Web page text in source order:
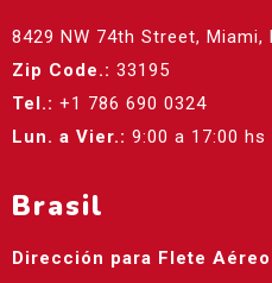
8429 NW 74th Street, Miami,
Zip Code.: 33195
Tel.: +1 786 690 0324
Lun. a Vier.: 9:00 a 17:00 hs
Brasil
Dirección para Flete Aéreo